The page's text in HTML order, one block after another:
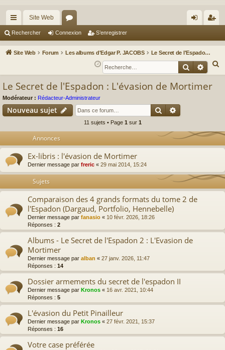
cc
ès
Site Web
or
u ne
xi
nr
eg
Rechercher Connexion S’enregistrer
Site Web Forum Les albums d'Edgar P. JACOBS
Le Secret de l'Espadon : L'évasion de Mortimer
e
Le Secret de l'Espadon : L'évasion de Mortimer
Modérateur : Rédacteur-Administrateur
Nouveau sujet Rechercher
11 sujets • Page 1 sur 1
Annonces
Ex-libris : l'évasion de Mortimer
Dernier message par freric « 29 mai 2014, 15:24
Sujets
Comparaison des 4 grands formats du tome 2 de
l'Espadon (Dargaud, Portfolio, Hennebelle)
Dernier message par fanasio « 10 févr. 2026, 18:26
Réponses : 2
Albums - Le Secret de l'Espadon 2 : L'Evasion de
Mortimer
Dernier message par alban « 27 janv. 2026, 11:47
Réponses : 14
Dossier armements du secret de l'espadon II
Dernier message par Kronos « 16 avr. 2021, 10:44
Réponses : 5
L'évasion du Petit Pinailleur
Dernier message par Kronos « 27 févr. 2021, 15:37
Réponses : 16
Votre case préférée